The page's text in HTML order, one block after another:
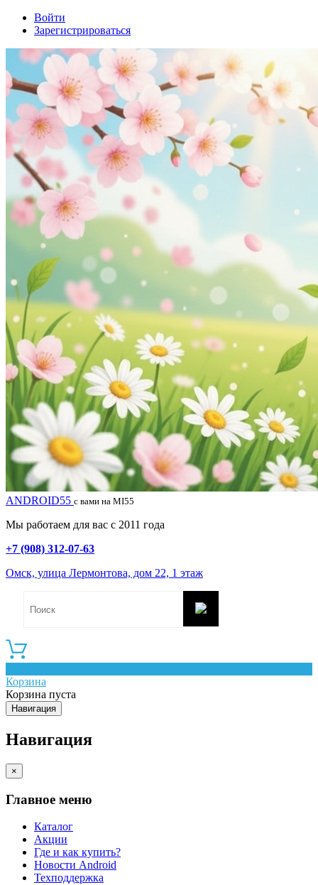
Войти
Зарегистрироваться
ANDROID55 с вами на MI55
Мы работаем для вас с 2011 года
+7 (908) 312-07-63
Омск, улица Лермонтова, дом 22, 1 этаж
Корзина
Корзина пуста
Навигация
Навигация
×
Главное меню
Каталог
Акции
Где и как купить?
Новости Android
Техподдержка